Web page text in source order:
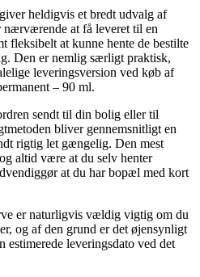
heldigvis et bredt udvalg af
at få leveret til en
fleksibelt at kunne hente de bestilte
Den er nemlig særligt praktisk,
leveringsversion ved køb af
– 90 ml.
sendt til din bolig eller til
bliver gennemsnitligt en
rigtig let gængelig. Den mest
altid være at du selv henter
at du har bopæl med kort
er naturligvis vældig vigtig om du
og af den grund er det øjensynligt
estimerede leveringsdato ved det